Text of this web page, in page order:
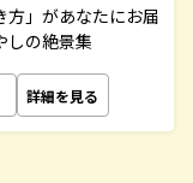
方」があなたにお届
しの絶景集
詳細を見る